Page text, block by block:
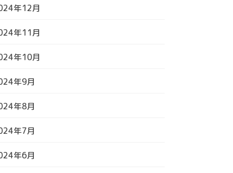
年12月
年11月
年10月
年9月
年8月
年7月
年6月